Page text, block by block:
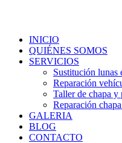
INICIO
QUIÉNES SOMOS
SERVICIOS
Sustitución lunas
Reparación
Taller de chapa y
Reparación
GALERIA
BLOG
CONTACTO